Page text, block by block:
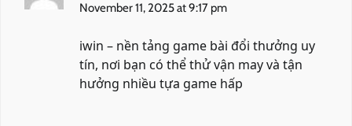
November 11, 2025 at 9:17 pm
iwin – nền tảng game bài đổi thưởng uy
tín, nơi bạn có thể thử vận may và tận
hưởng nhiều tựa game hấp